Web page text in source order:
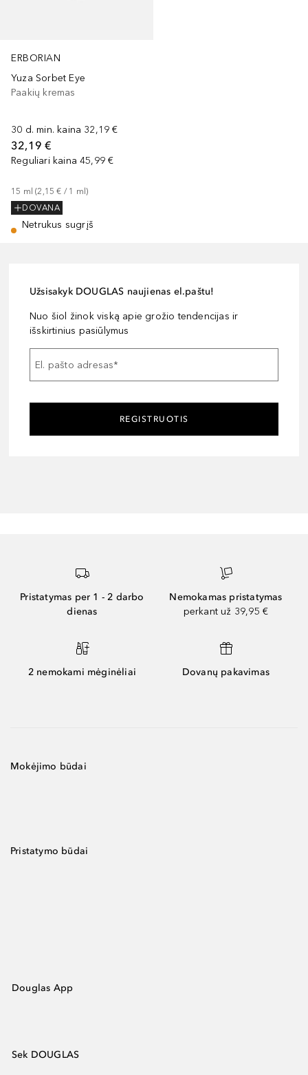
ERBORIAN
Yuza Sorbet Eye
Paakių kremas
30 d. min. kaina 32,19 €
32,19 €
Reguliari kaina 45,99 €
15 ml (2,15 € / 1 ml)
DOVANA
Netrukus sugrįš
Užsisakyk DOUGLAS naujienas el.paštu!
Nuo šiol žinok viską apie grožio tendencijas ir
išskirtinius pasiūlymus
El. pašto adresas*
REGISTRUOTIS
Pristatymas per 1 - 2 darbo
dienas
Nemokamas pristatymas
perkant už 39,95 €
2 nemokami mėginėliai Dovanų pakavimas
Mokėjimo būdai
Pristatymo būdai
Douglas App
Sek DOUGLAS